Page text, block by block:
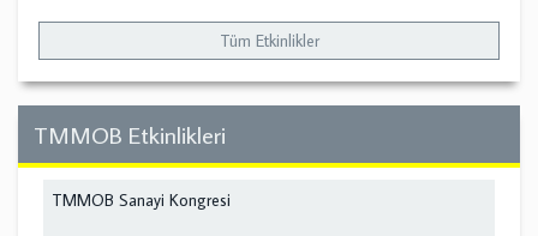
Tüm Etkinlikler
TMMOB Etkinlikleri
TMMOB Sanayi Kongresi